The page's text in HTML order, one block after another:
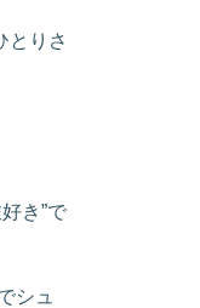
とりさ
き”で
シュ